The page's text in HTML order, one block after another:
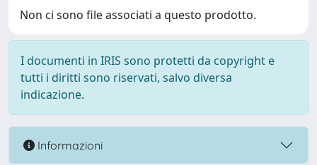
Non ci sono file associati a questo prodotto.
I documenti in IRIS sono protetti da copyright e
tutti i diritti sono riservati, salvo diversa
indicazione.
Informazioni